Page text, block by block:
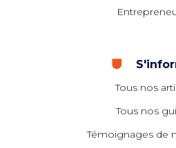
Tous nos
Tous nos
Témoignages de